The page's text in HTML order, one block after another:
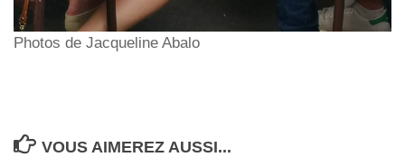
Photos de Jacqueline Abalo
VOUS AIMEREZ AUSSI...